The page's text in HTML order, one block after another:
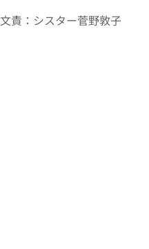
文責：シスター菅野敦子